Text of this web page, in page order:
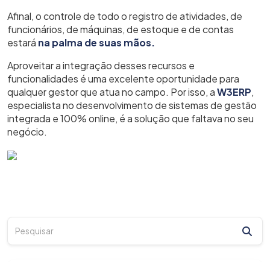
Afinal, o controle de todo o registro de atividades, de
funcionários, de máquinas, de estoque e de contas
estará na palma de suas mãos.
Aproveitar a integração desses recursos e
funcionalidades é uma excelente oportunidade para
qualquer gestor que atua no campo. Por isso, aW3ERP,
especialista no desenvolvimento de sistemas de gestão
integrada e 100% online, é a solução que faltava no seu
negócio.